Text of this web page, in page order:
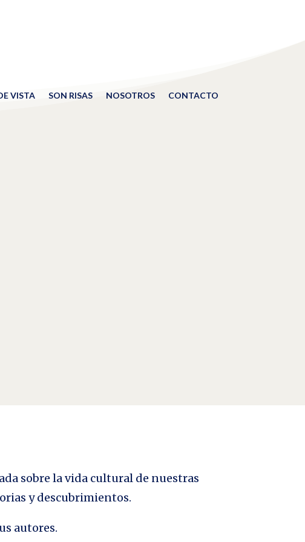
VISTA SON RISAS NOSOTROS CONTACTO
sobre la vida cultural de nuestras
y descubrimientos.
autores.